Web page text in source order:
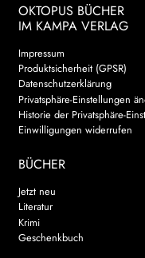
OKTOPUS BÜCHER
IM KAMPA VERLAG
Impressum
Produktsicherheit (GPSR)
Datenschutzerklärung
Privatsphäre-Einstellungen
Historie der Privatsphäre-
Einwilligungen widerrufen
BÜCHER
Jetzt neu
Literatur
Krimi
Geschenkbuch